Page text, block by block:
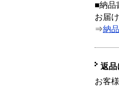
■納品
お届
⇒納
返品
お客